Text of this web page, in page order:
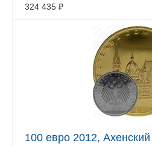
324 435 ₽
100 евро 2012,